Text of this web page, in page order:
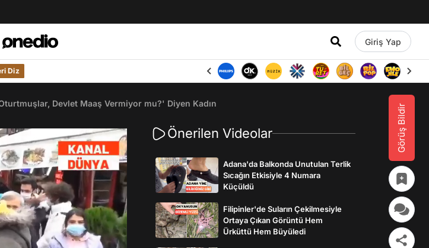
Giriş Yap
Diz
Görüş Bildir
Devlet Maaş Vermiyor mu?' Diyen Kadın
Önerilen Videolar
Adana'da Balkonda Unutulan Terlik
Sıcağın Etkisiyle 4 Numara
Küçüldü
Filipinler'de Suların Çekilmesiyle
Ortaya Çıkan Görüntü Hem
Ürküttü Hem Büyüledi